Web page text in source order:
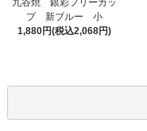
九谷焼 銀彩フリーカッ
プ 新ブルー 小
1,880円(税込2,068円)